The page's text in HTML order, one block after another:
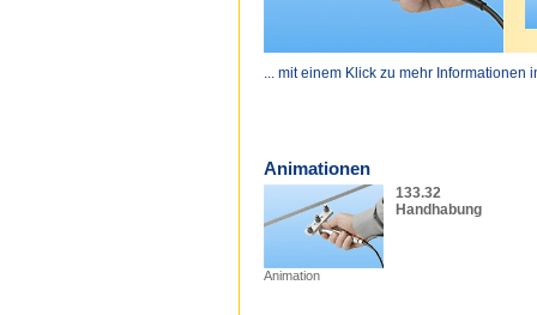
... mit einem Klick zu mehr Informationen
Animationen
Animation
133.32
Handhabung